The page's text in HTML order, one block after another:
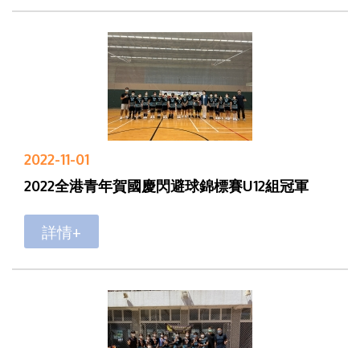
2022-11-01
2022全港青年賀國慶閃避球錦標賽U12組冠軍
詳情+